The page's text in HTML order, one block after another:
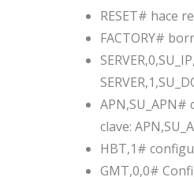
RESET# hace
FACTORY#
clave:
HBT,1#
GMT,0,0#